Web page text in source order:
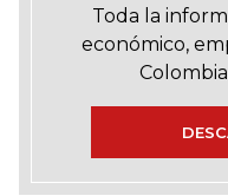
Toda la
económico,